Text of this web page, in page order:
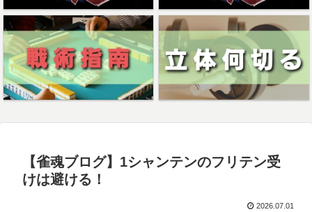
【雀魂ブログ】1シャンテンのフリテン受
けは避ける！
2026.07.01